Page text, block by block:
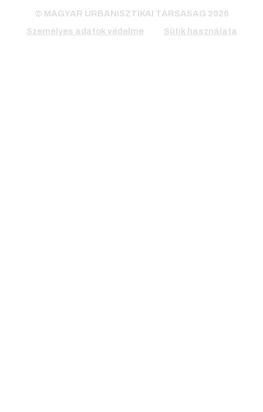
© MAGYAR URBANISZTIKAI TÁRSASÁG 2026
Személyes adatok védelme
Sütik használata